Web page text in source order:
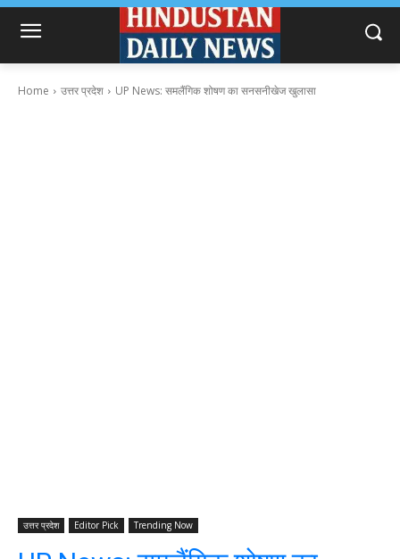
Home उत्तर प्रदेश UP News: समलैंगिक शोषण का सनसनीखेज खुलासा
उत्तर प्रदेश Editor Pick Trending Now